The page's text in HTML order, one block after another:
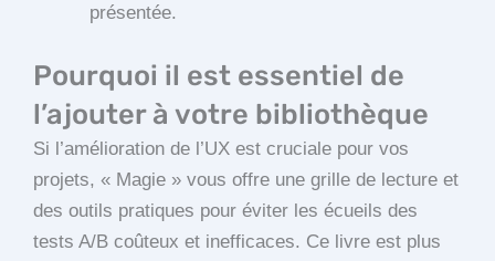
présentée.
Pourquoi il est essentiel de
l’ajouter à votre bibliothèque
Si l’amélioration de l’UX est cruciale pour vos
projets, « Magie » vous offre une grille de lecture et
des outils pratiques pour éviter les écueils des
tests A/B coûteux et inefficaces. Ce livre est plus